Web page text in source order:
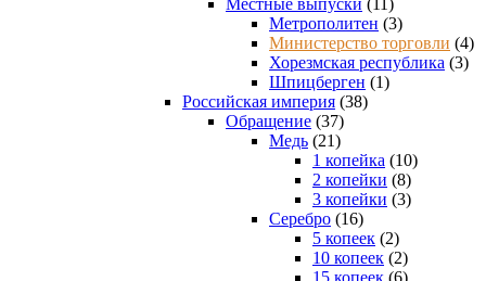
Метрополитен (3)
Министерство торговли (4)
Хорезмская республика (3)
Шпицберген (1)
Российская империя (38)
Обращение (37)
Медь (21)
1 копейка (10)
2 копейки (8)
3 копейки (3)
Серебро (16)
5 копеек (2)
10 копеек (2)
15 копеек (6)